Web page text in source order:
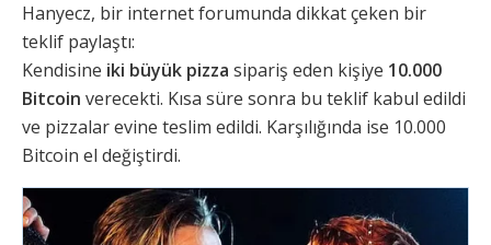
Hanyecz, bir internet forumunda dikkat çeken bir
teklif paylaştı:
Kendisine iki büyük pizza sipariş eden kişiye 10.000
Bitcoin verecekti. Kısa süre sonra bu teklif kabul edildi
ve pizzalar evine teslim edildi. Karşılığında ise 10.000
Bitcoin el değiştirdi.